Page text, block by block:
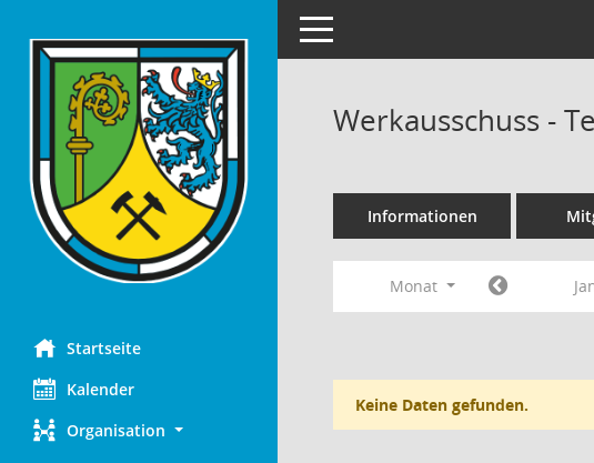
Startseite
Kalender
Organisation
Toggle navigation
Werkausschuss -
Informationen
Monat
Keine Daten gefunden.